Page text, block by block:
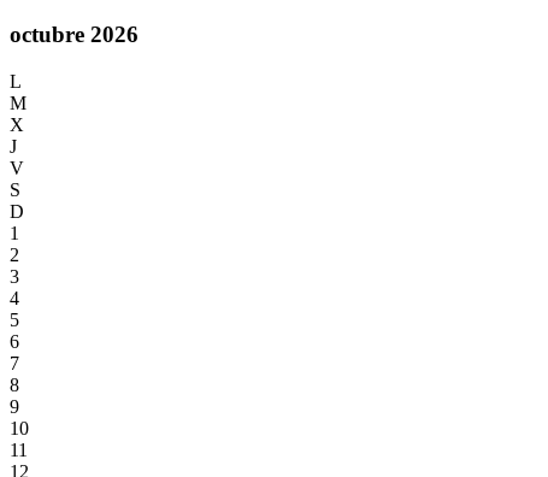
octubre 2026
L
M
X
J
V
S
D
1
2
3
4
5
6
7
8
9
10
11
12